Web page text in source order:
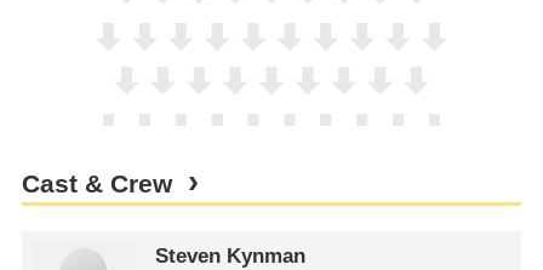
Cast & Crew
Steven Kynman